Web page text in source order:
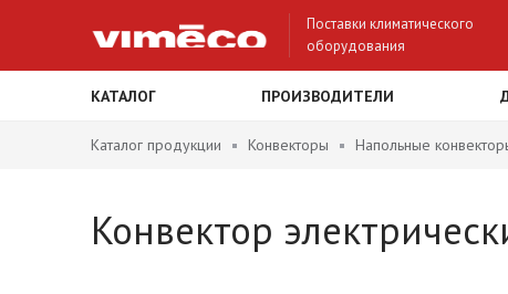
Поставки климатического
оборудования
КАТАЛОГ ПРОИЗВОДИТЕЛИ
Каталог продукции Конвекторы Напольные
Конвектор